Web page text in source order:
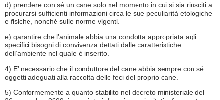
d) prendere con sé un cane solo nel momento in cui si sia riusciti a
procurarsi sufficienti informazioni circa le sue peculiarità etologiche
e fisiche, nonché sulle norme vigenti.
e) garantire che l’animale abbia una condotta appropriata agli
specifici bisogni di convivenza dettati dalle caratteristiche
dell’ambiente nel quale è inserito.
4) E’ necessario che il conduttore del cane abbia sempre con sé
oggetti adeguati alla raccolta delle feci del proprio cane.
5) Conformemente a quanto stabilito nel decreto ministeriale del